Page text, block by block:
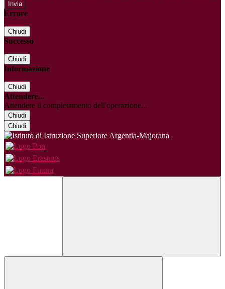
Errore
Chiudi
Successo
Chiudi
Informazione
Chiudi
Attendere...
Attendere il completamento dell'operazione...
Chiudi
Chiudi